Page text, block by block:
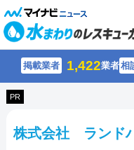
掲載業者 1,422業者相
PR
株式会社 ランド